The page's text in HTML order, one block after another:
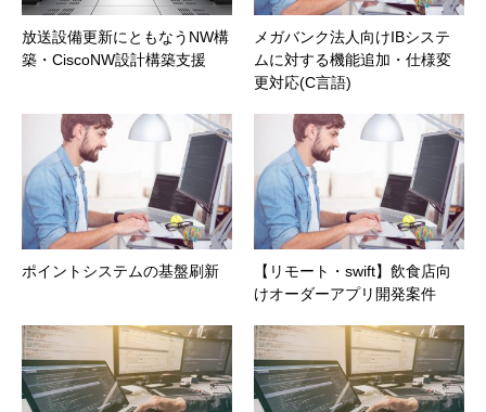
放送設備更新にともなうNW構
築・CiscoNW設計構築支援
メガバンク法人向けIBシステ
ムに対する機能追加・仕様変
更対応(C言語)
ポイントシステムの基盤刷新
【リモート・swift】飲食店向
けオーダーアプリ開発案件